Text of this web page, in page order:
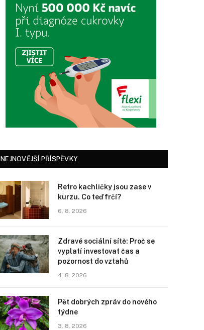
NEJNOVĚJŠÍ PŘÍSPĚVKY
Retro kachličky jsou zase v
kurzu. Co teď frčí?
6. 8. 2026
Zdravé sociální sítě: Proč se
vyplatí investovat čas a
pozornost do vztahů
4. 8. 2026
Pět dobrých zpráv do nového
týdne
3. 8. 2026